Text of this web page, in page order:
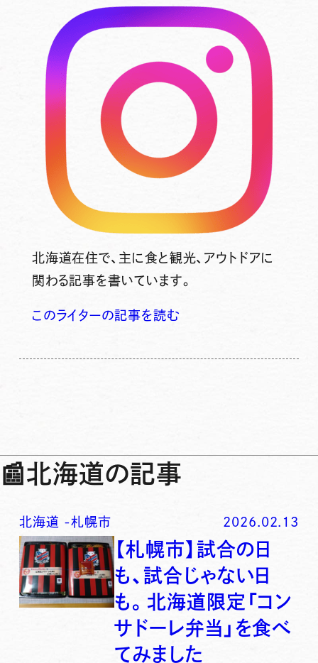
北海道在住で、主に食と観光、アウトドアに
関わる記事を書いています。
このライターの記事を読む
📰北海道の記事
北海道 -札幌市 2026.02.13
【札幌市】試合の日
も、試合じゃない日
も。北海道限定「コン
サドーレ弁当」を食べ
てみました